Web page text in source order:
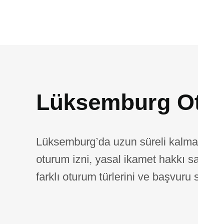
Lüksemburg
Lüksemburg’da uzun süreli
oturum izni, yasal ikamet hakkı
farklı oturum türlerini ve başvuru